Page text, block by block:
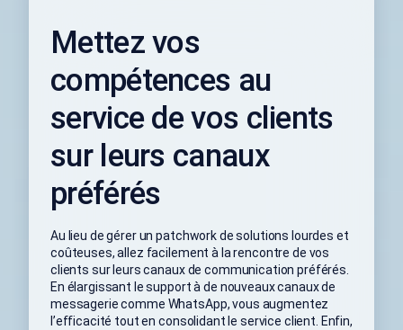
Mettez vos
compétences au
service de vos clients
sur leurs canaux
préférés
Au lieu de gérer un patchwork de solutions lourdes et
coûteuses, allez facilement à la rencontre de vos
clients sur leurs canaux de communication préférés.
En élargissant le support à de nouveaux canaux de
messagerie comme WhatsApp, vous augmentez
l’efficacité tout en consolidant le service client. Enfin,